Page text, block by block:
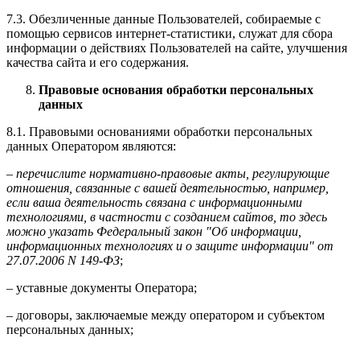
7.3. Обезличенные данные Пользователей, собираемые с
помощью сервисов интернет-статистики, служат для сбора
информации о действиях Пользователей на сайте, улучшения
качества сайта и его содержания.
Правовые основания обработки персональных
данных
8.1. Правовыми основаниями обработки персональных
данных Оператором являются:
– перечислите нормативно-правовые акты, регулирующие
отношения, связанные с вашей деятельностью, например,
если ваша деятельность связана с информационными
технологиями, в частности с созданием сайтов, то здесь
можно указать Федеральный закон "Об информации,
информационных технологиях и о защите информации" от
27.07.2006 N 149-ФЗ;
– уставные документы Оператора;
– договоры, заключаемые между оператором и субъектом
персональных данных;